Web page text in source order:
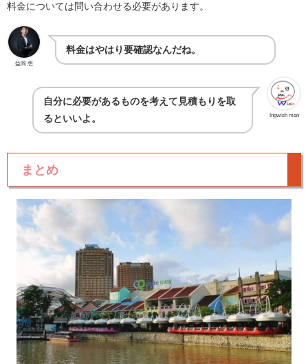
料金については問い合わせる必要があります。
益岡 想
料金はやはり要確認なんだね。
Ingwish man
自分に必要があるものを考えて見積もりを取
るといいよ。
まとめ